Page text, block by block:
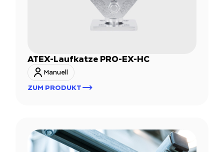
ATEX-Laufkatze PRO-EX-HC
Manuell
ZUM PRODUKT